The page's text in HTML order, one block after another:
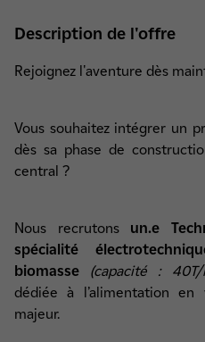
Description de l'offre
Rejoignez l'aventure dès
Vous souhaitez intégrer un
dès sa phase de
central ?
Nous recrutonsun.e
spécialité
biomasse (capacité :
dédiée à l’alimentation en
majeur.